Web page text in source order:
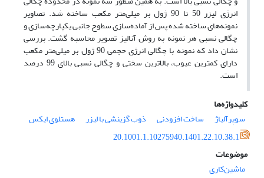
انرژی لیزر 50 تا 90 ژول بر میلی‌متر مکعب ساخته شد. تصاویر
نمونه‌های ساخته شده پس از آماده‌سازی سطوح جانبی یکپارچه‌سازی و
چگالی نسبی هر نمونه به روش ‌آنالیز تصویر محاسبه گشت. بررسی
نشان داد که نمونه با چگالی انرژی حجمی 90 ژول بر میلی‌متر مکعب
دارای کمترین عیوب، بالاترین سختی و چگالی نسبی بالای 99 درصد
است.
کلیدواژه‌ها
سوپرآلیاژ
ساخت افزودنی ذوب گزینشی با لیزر
هستلوی ایکس
20.1001.1.10275940.1401.22.10.38.1
موضوعات
ماشین‌کاری